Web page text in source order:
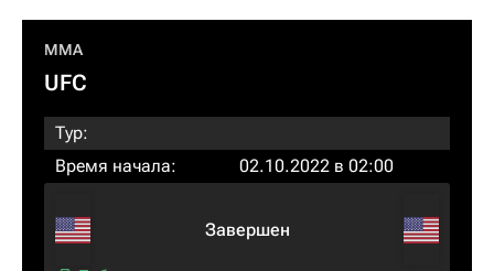
MMA
UFC
Тур:
Время начала:
02.10.2022 в 02:00
Завершен